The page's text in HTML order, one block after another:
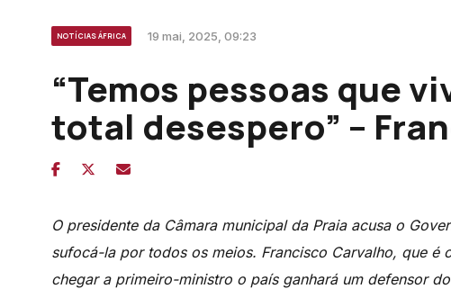
NOTÍCIAS ÁFRICA 19 mai, 2025, 09:23
“Temos pessoas que
total desespero” –
O presidente da Câmara municipal da Praia acusa o
sufocá-la por todos os meios. Francisco Carvalho, que é
chegar a primeiro-ministro o país ganhará um defensor